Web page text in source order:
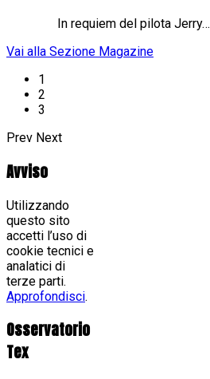
In requiem del pilota Jerry…
Vai alla Sezione Magazine
1
2
3
Prev Next
Avviso
Utilizzando
questo sito
accetti l’uso di
cookie tecnici e
analatici di
terze parti.
Approfondisci.
Osservatorio
Tex